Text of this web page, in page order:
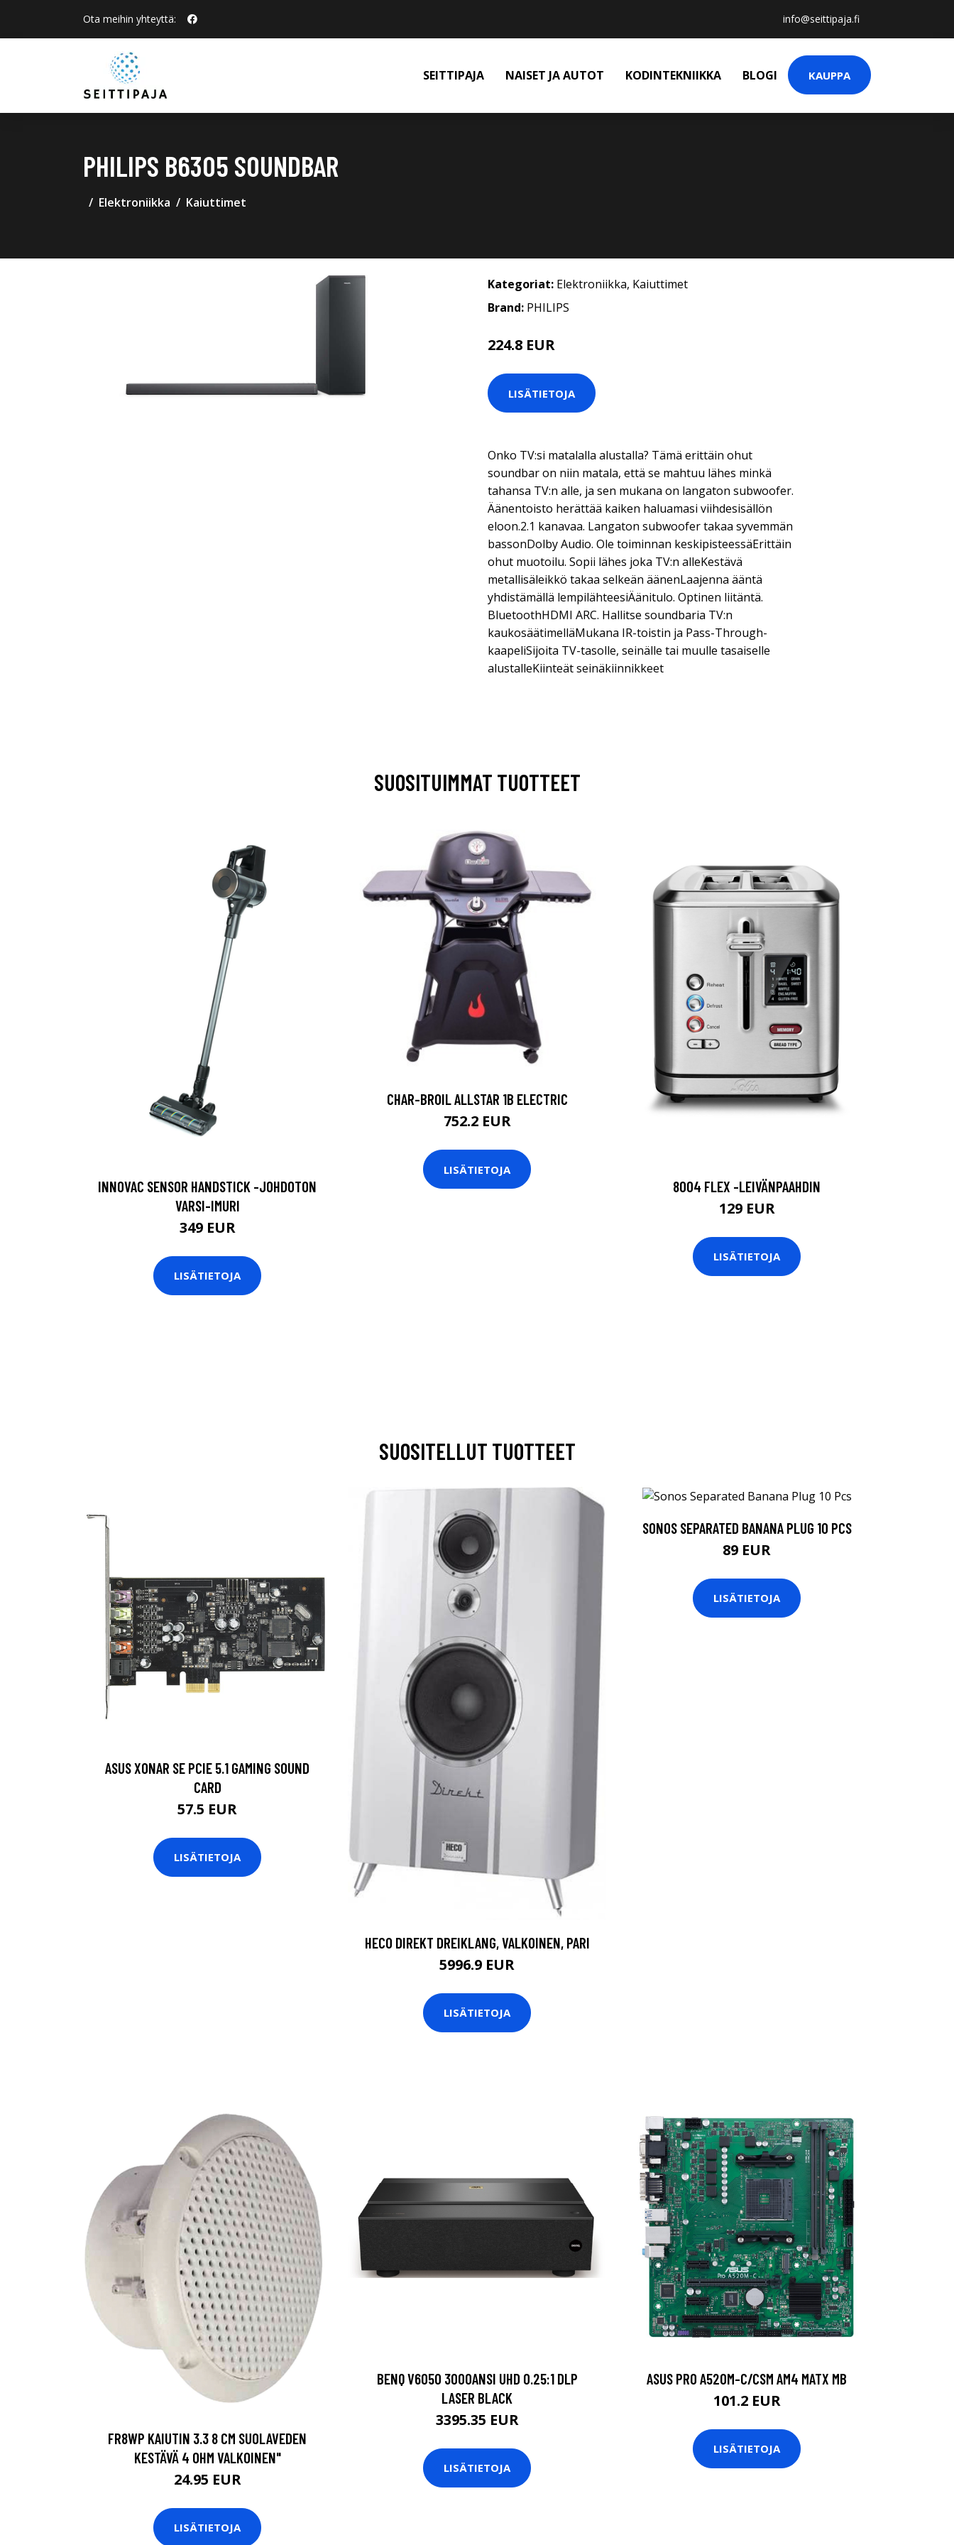
Ota meihin yhteyttä: info@seittipaja.fi
SEITTIPAJA NAISET JA AUTOT KODINTEKNIIKKA BLOGI KAUPPA
PHILIPS B6305 SOUNDBAR
Elektroniikka Kaiuttimet
Kategoriat: Elektroniikka, Kaiuttimet
Brand: PHILIPS
224.8 EUR
LISÄTIETOJA
Onko TV:si matalalla alustalla? Tämä erittäin ohut
soundbar on niin matala, että se mahtuu lähes minkä
tahansa TV:n alle, ja sen mukana on langaton subwoofer.
Äänentoisto herättää kaiken haluamasi viihdesisällön
eloon.2.1 kanavaa. Langaton subwoofer takaa syvemmän
bassonDolby Audio. Ole toiminnan keskipisteessäErittäin
ohut muotoilu. Sopii lähes joka TV:n alleKestävä
metallisäleikkö takaa selkeän äänenLaajenna ääntä
yhdistämällä lempilähteesiÄänitulo. Optinen liitäntä.
BluetoothHDMI ARC. Hallitse soundbaria TV:n
kaukosäätimelläMukana IR-toistin ja Pass-Through-
kaapeliSijoita TV-tasolle, seinälle tai muulle tasaiselle
alustalleKiinteät seinäkiinnikkeet
SUOSITUIMMAT TUOTTEET
INNOVAC SENSOR HANDSTICK -JOHDOTON
VARSI-IMURI
349 EUR
LISÄTIETOJA
CHAR-BROIL ALLSTAR 1B ELECTRIC
752.2 EUR
LISÄTIETOJA
8004 FLEX -LEIVÄNPAAHDIN
129 EUR
LISÄTIETOJA
SUOSITELLUT TUOTTEET
ASUS XONAR SE PCIE 5.1 GAMING SOUND
CARD
57.5 EUR
LISÄTIETOJA
HECO DIREKT DREIKLANG, VALKOINEN, PARI
5996.9 EUR
LISÄTIETOJA
SONOS SEPARATED BANANA PLUG 10 PCS
89 EUR
LISÄTIETOJA
FR8WP KAIUTIN 3.3 8 CM SUOLAVEDEN
KESTÄVÄ 4 OHM VALKOINEN"
24.95 EUR
LISÄTIETOJA
BENQ V6050 3000ANSI UHD 0.25:1 DLP
LASER BLACK
3395.35 EUR
LISÄTIETOJA
ASUS PRO A520M-C/CSM AM4 MATX MB
101.2 EUR
LISÄTIETOJA